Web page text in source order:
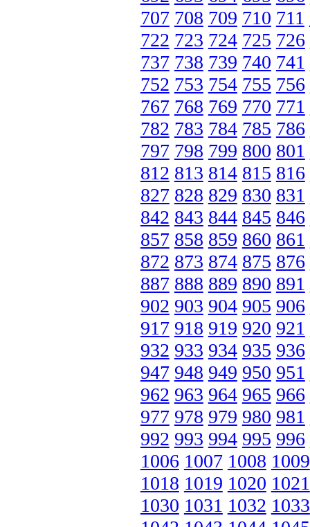
707 708 709 710 711
722 723 724 725 726
737 738 739 740 741
752 753 754 755 756
767 768 769 770 771
782 783 784 785 786
797 798 799 800 801
812 813 814 815 816
827 828 829 830 831
842 843 844 845 846
857 858 859 860 861
872 873 874 875 876
887 888 889 890 891
902 903 904 905 906
917 918 919 920 921
932 933 934 935 936
947 948 949 950 951
962 963 964 965 966
977 978 979 980 981
992 993 994 995 996
1006 1007 1008 1009
1018 1019 1020 1021
1030 1031 1032 1033